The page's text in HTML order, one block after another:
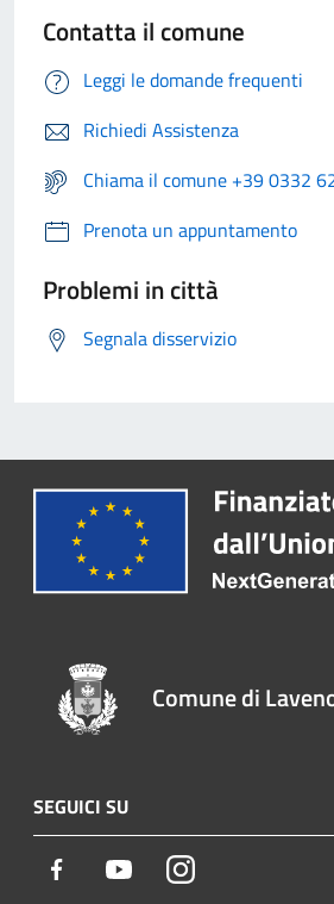
Contatta il comune
Leggi le domande frequenti
Richiedi Assistenza
Chiama il comune +39 0332
Prenota un appuntamento
Problemi in città
Segnala disservizio
Comune di
SEGUICI SU
Facebook YoutubeInstagram